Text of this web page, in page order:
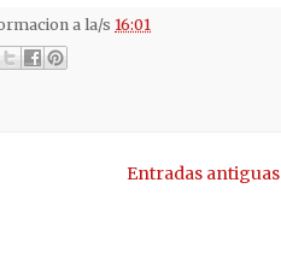
a la/s 16:01
Entradas antiguas